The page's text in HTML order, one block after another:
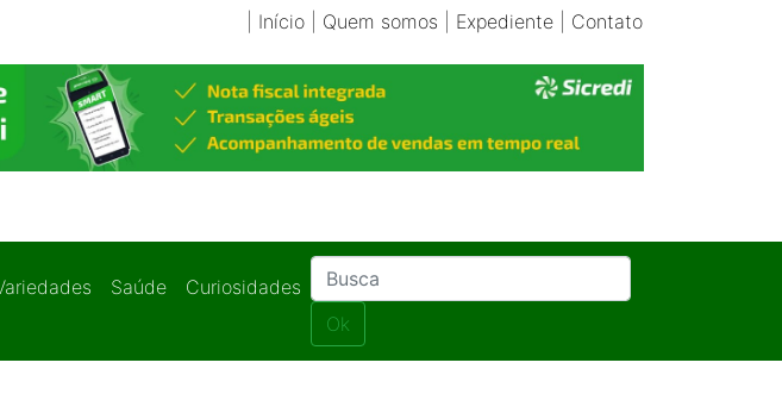
Início| Quem somos Expediente| Contato
Saúde
Curiosidades
Ok